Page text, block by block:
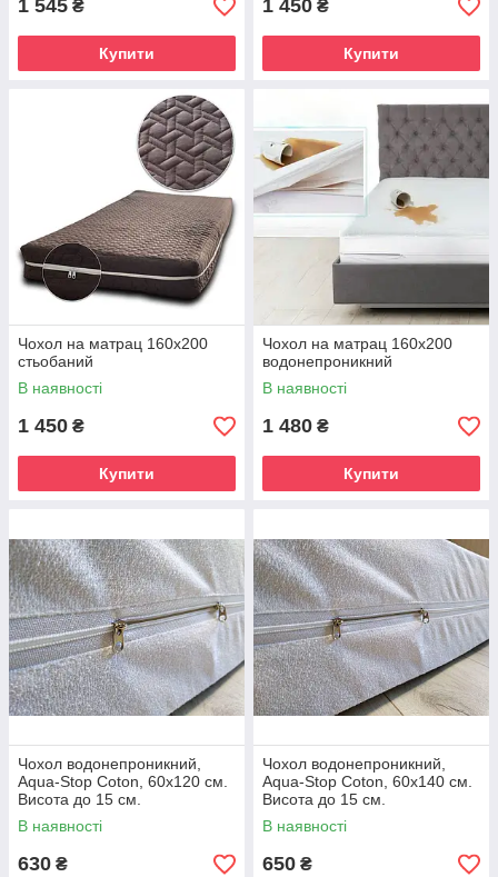
1 545 ₴
Купити
1 450 ₴
Купити
Чохол на матрац 160х200
стьобаний
В наявності
1 450 ₴
Купити
Чохол на матрац 160х200
водонепроникний
В наявності
1 480 ₴
Купити
Чохол водонепроникний,
Aqua-Stop Coton, 60х120 см.
Висота до 15 см.
В наявності
630 ₴
Чохол водонепроникний,
Aqua-Stop Coton, 60х140 см.
Висота до 15 см.
В наявності
650 ₴